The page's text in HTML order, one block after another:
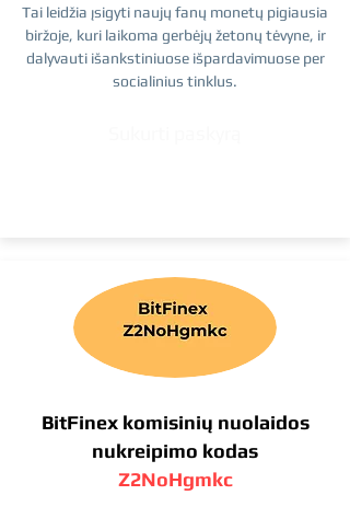
Tai leidžia įsigyti naujų fanų monetų pigiausia
biržoje, kuri laikoma gerbėjų žetonų tėvyne, ir
dalyvauti išankstiniuose išpardavimuose per
socialinius tinklus.
BitFinex komisinių nuolaidos
nukreipimo kodas
Z2NoHgmkc